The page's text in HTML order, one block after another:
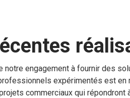
engagement à fournir des
expérimentés est en
commerciaux qui répondront